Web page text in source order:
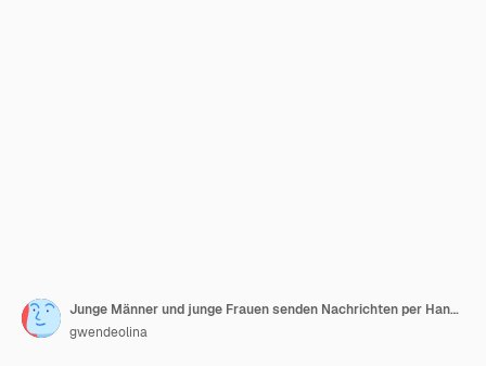
Junge Männer und junge Frauen senden Nachrichten per Handy 3D-Charakterillustration
gwendeolina